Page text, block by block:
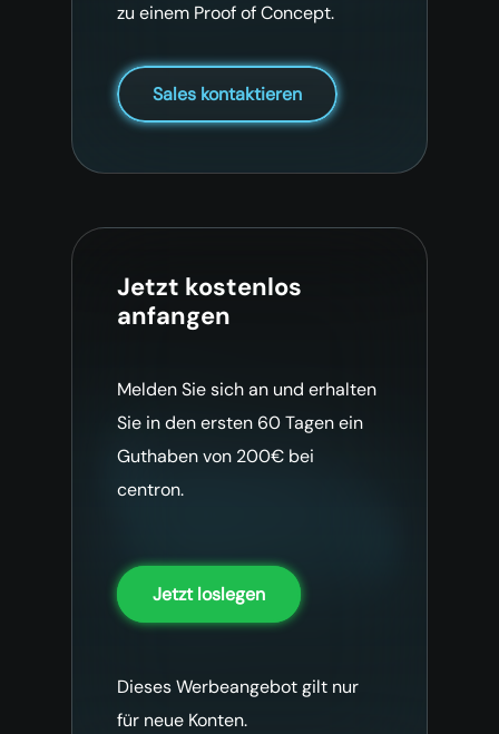
zu einem Proof of Concept.
Sales kontaktieren
Jetzt kostenlos
anfangen
Melden Sie sich an und erhalten
Sie in den ersten 60 Tagen ein
Guthaben von 200€ bei
centron.
Jetzt loslegen
Dieses Werbeangebot gilt nur
für neue Konten.